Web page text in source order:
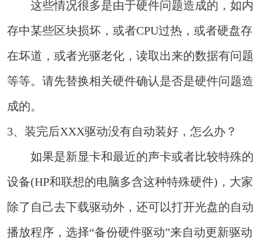
这些情况很多是由于硬件问题造成的，如内
存中某些区块损坏，或者CPU过热，或者硬盘存
在坏道，或者光驱老化，读取出来的数据有问题
等等。请先替换相关硬件确认是否是硬件问题造
成的。
3、装完后XXX驱动没有自动装好，怎么办？
如果是新显卡和最近的声卡或者比较特殊的
设备(HP和联想的电脑多含这种特殊硬件)，大家
除了自己去下载驱动外，还可以打开光盘的自动
播放程序，选择“备份硬件驱动”来自动更新驱动